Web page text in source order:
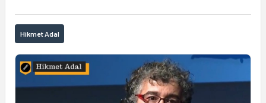
Hikmet Adal